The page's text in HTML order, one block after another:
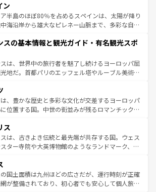
スカーナの美しい田園風景やアマルフィ海岸の絶
自然景観も見逃せない。観光の合間には、本場の
スタなど、絶品のイタリア料理を堪能することも
れるイタリアで、忘れられない旅をしてみよう！
着のイタリア情報は
ン
半島のほぼ80％を占めるスペインは、太陽が降り
海沿岸から雄大なピレネー山脈まで、多彩な自然
付くこの国では、情熱的なフラメンコ、熱気あふ
、そして美味しいタパスが生活の一部となってい
マドリードの洗練された雰囲気や、バルセロナの
溢れた街角から、地方では古代ローマ遺跡や中世
方によって風土や気候が異なるスペインはその個
性で訪れる人を魅了する。 なお、新着のスペイン情報は コ
一覧を参照してほしい。
スの基本情報と観光ガイド・有名観光スポ
は、世界中の旅行者を魅了し続けるヨーロッパ屈
地だ。首都パリのエッフェル塔やルーブル美術館
い魅力が詰まっている。華麗な宮殿、歴史的な大
美しいビーチ、そして豊かな自然が、訪れる者を心
する。また、フランスは美食の国としても知ら
ャンパンの発祥地であるランス、プロヴァンスの
ラベンダー畑など、多彩な楽しみ方が可能だ。さ
パリ以外の地域にも魅力が溢れており、どの街角に
に足を運ぶとそれぞれで全く異なる文化を体験で
きるだろう。 なお、新着のフランス情報はコンテンツ一覧
てほしい。
は、豊かな歴史と多彩な文化が交差するヨーロッパ
位置する国。中世の街並みが残るロマンチック街
この国は、どこを歩いても飽きることがない。ベ
文化的活気、バイエルン州のアルプスの絶景、そ
イン川沿いのワイン畑といった風景は必見。ビール
きな人にはぜひ体験してほしい。 なお、新着の
報はコンテンツ一覧を参照してほしい。
ス
は、古きよき伝統と最先端が共存する国。ウェス
スター寺院や大英博物館のようなランドマーク、歴
に異なる魅力がある。また、優雅なアフタヌーン
ビール好きにはたまらない英国パブ、サッカー観
本場だからこそできる体験も豊富。イギリスを旅
国土面積は九州ほどの広さだが、運行時刻が正確
が整備されており、初心者でも安心して個人旅行